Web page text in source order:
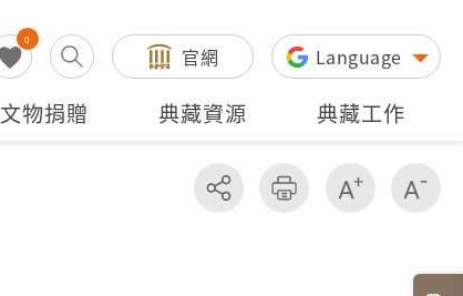
0
官網 Language
文物捐贈 典藏資源 典藏工作
分享 友善列印 增加字級